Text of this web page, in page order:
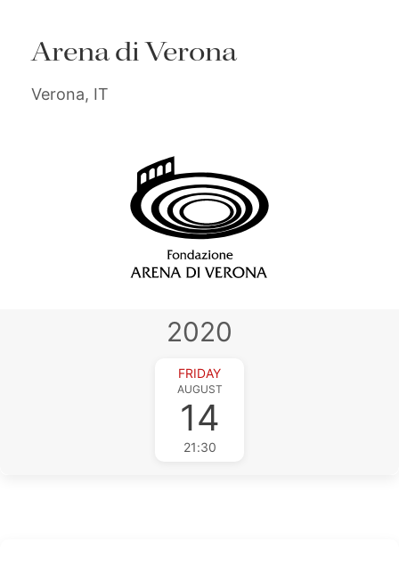
Arena di Verona
Verona, IT
2020
FRIDAY
AUGUST
14
21:30